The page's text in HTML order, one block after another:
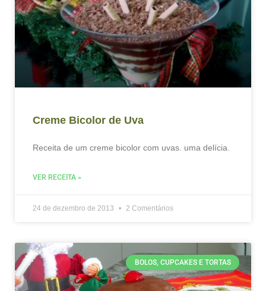
Creme Bicolor de Uva
Receita de um creme bicolor com uvas. uma delícia.
VER RECEITA »
24 de dezembro de 2013 2 Comentários
BOLOS, CUPCAKES E TORTAS